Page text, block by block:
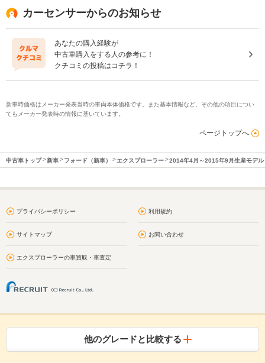
カーセンサーからのお知らせ
あなたの購入経験が
中古車購入をする人の参考に！
クチコミの投稿はコチラ！
新車時価格はメーカー発表当時の車両本体価格です。また基本情報など、その他の項目につい
てもメーカー発表時の情報に基いています。
ページトップへ
他のグレードと比較する
中古車トップ 新車 フォード（新車） エクスプローラー 2014年4月～2015年9月生産モデル
プライバシーポリシー 利用規約
サイトマップ お問い合わせ
エクスプローラーの車買取・車査定